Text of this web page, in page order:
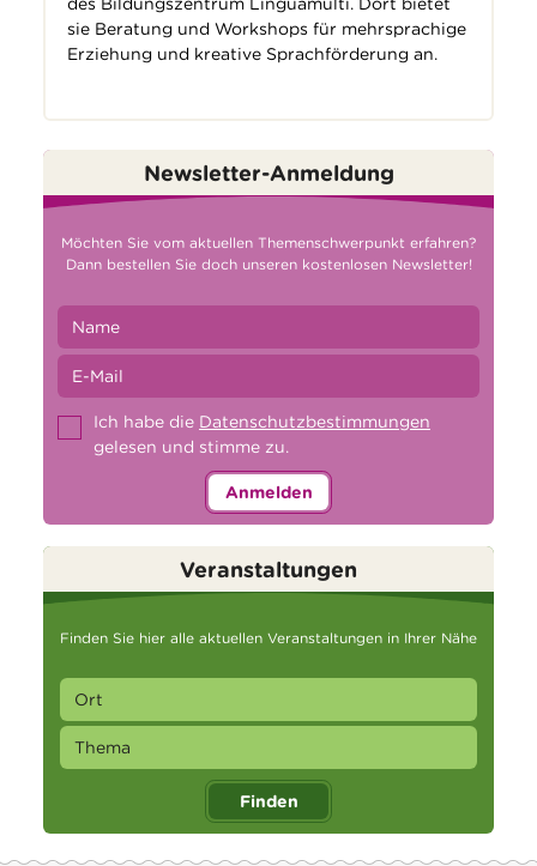
sie Beratung und Workshops für mehrsprachige
Erziehung und kreative Sprachförderung an.
Newsletter-Anmeldung
Möchten Sie vom aktuellen Themenschwerpunkt erfahren?
Dann bestellen Sie doch unseren kostenlosen Newsletter!
Ich habe die Datenschutzbestimmungen
gelesen und stimme zu.
Anmelden
Veranstaltungen
Finden Sie hier alle aktuellen Veranstaltungen in Ihrer Nähe
Finden